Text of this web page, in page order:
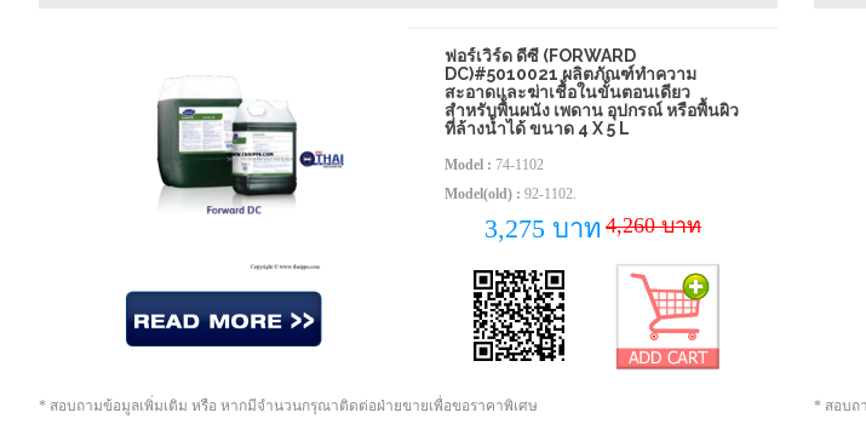
ฟอร์เวิร์ด ดีซี (FORWARD
DC)#5010021 ผลิตภัณฑ์ทำความ
สะอาดและฆ่าเชื้อในขั้นตอนเดียว
สำหรับพื้นผนัง เพดาน อุปกรณ์ หรือพื้นผิว
ที่ล้างน้ำได้ ขนาด 4 X 5 L
Model : 74-1102
Model(old) : 92-1102.
3,275 บาท 4,260 บาท
* สอบถามข้อมูลเพิ่มเติม หรือ หากมีจำนวนกรุณาติดต่อฝ่ายขายเพื่อขอราคาพิเศษ
* สอบถ